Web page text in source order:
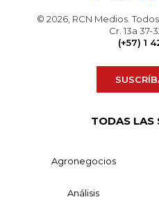
© 2026, RCN Medios.
Cr. 13a 37-
(+57) 1
TODAS LAS
Agronegocios
Análisis